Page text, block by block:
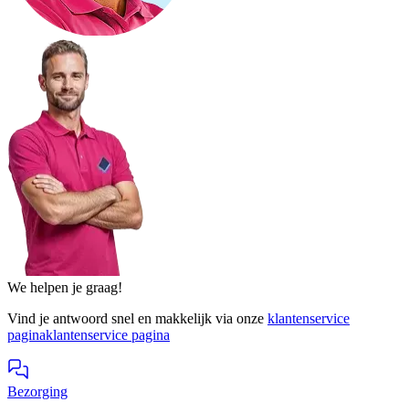
We helpen je graag!
Vind je antwoord snel en makkelijk via onze klantenservice
paginaklantenservice pagina
Bezorging